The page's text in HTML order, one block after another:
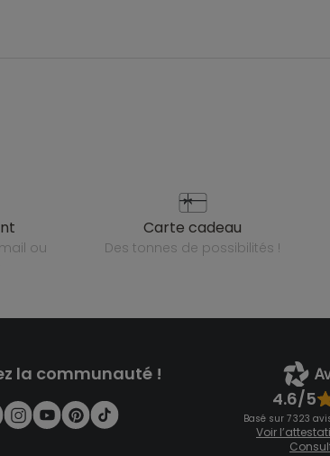
carte cadeau
des tonnes de possibilités !
la communauté !
4.6/5
Basé sur 7 323
Voir